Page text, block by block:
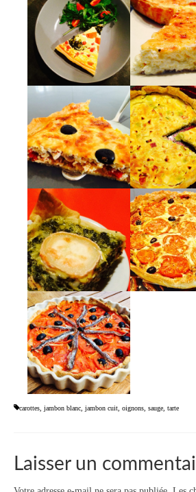
carottes jambon blanc jambon cuit oignons sauge tarte
Laisser un